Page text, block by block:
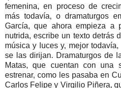
femenina, en proceso de
más todavía, o dramaturgos
García, que ahora empieza a
nutrida, escribe un texto detrás
música y luces y, mejor
se las dirijan. Dramaturgos de
Matas, que cuentan con una
estrenar, como les pasaba en
Carlos Felipe y Virgilio Piñera,